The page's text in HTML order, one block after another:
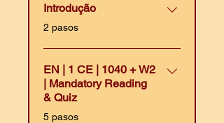
Introdução
.
2 pasos
EN | 1 CE | 1040 + W2
| Mandatory Reading
& Quiz
.
5 pasos